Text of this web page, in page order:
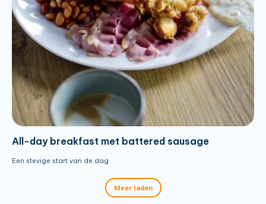
All-day breakfast met battered sausage
Een stevige start van de dag
Meer laden